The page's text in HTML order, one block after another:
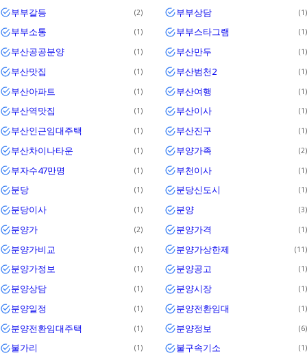
부부갈등 2 부부상담 1
부부소통 1 부부스타그램 1
부산공공분양 1 부산만두 1
부산맛집 1 부산범천2 1
부산아파트 1 부산여행 1
부산역맛집 1 부산이사 1
부산인근임대주택 1 부산진구 1
부산차이나타운 1 부양가족 2
부자수47만명 1 부천이사 1
분당 1 분당신도시 1
분당이사 1 분양 3
분양가 2 분양가격 1
분양가비교 1 분양가상한제 11
분양가정보 1 분양공고 1
분양상담 1 분양시장 1
분양일정 1 분양전환임대 1
분양전환임대주택 1 분양정보 6
불가리 1 불구속기소 1